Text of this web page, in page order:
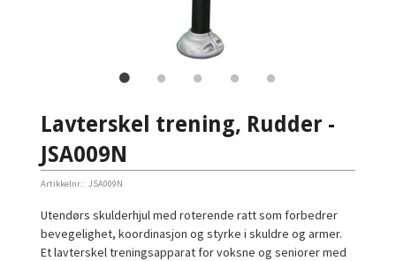
Lavterskel trening, Rudder -
JSA009N
Artikkelnr.: JSA009N
Utendørs skulderhjul med roterende ratt som forbedrer
bevegelighet, koordinasjon og styrke i skuldre og armer.
Et lavterskel treningsapparat for voksne og seniorer med